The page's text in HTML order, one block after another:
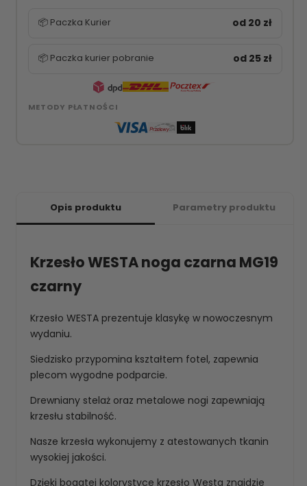
📦 Paczka Kurier od 20 zł
📦 Paczka kurier pobranie od 25 zł
METODY PŁATNOŚCI
Opis produktu Parametry produktu
Krzesło WESTA noga czarna MG19
czarny
Krzesło WESTA prezentuje klasykę w nowoczesnym
wydaniu.
Siedzisko przypomina kształtem fotel, zapewnia
plecom wygodne podparcie.
Drewniany stelaż oraz metalowe nogi zapewniają
krzesłu stabilność.
Nasze krzesła wykonujemy z atestowanych tkanin
wysokiej jakości.
Dzięki bogatej kolorystyce krzesło Westa znajdzie